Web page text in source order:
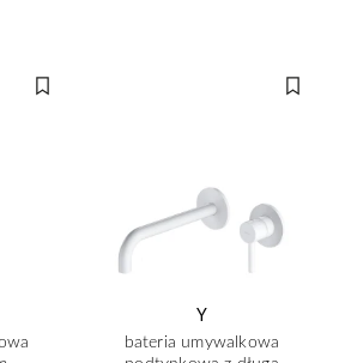
Y
bateria umywalkowa